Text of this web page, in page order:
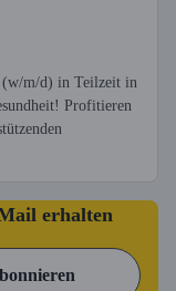
(w/m/d) in Teilzeit in
Profitieren
erhalten